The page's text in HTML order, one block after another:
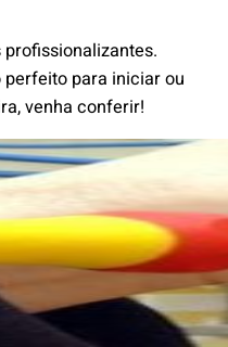
para iniciar ou
venha conferir!